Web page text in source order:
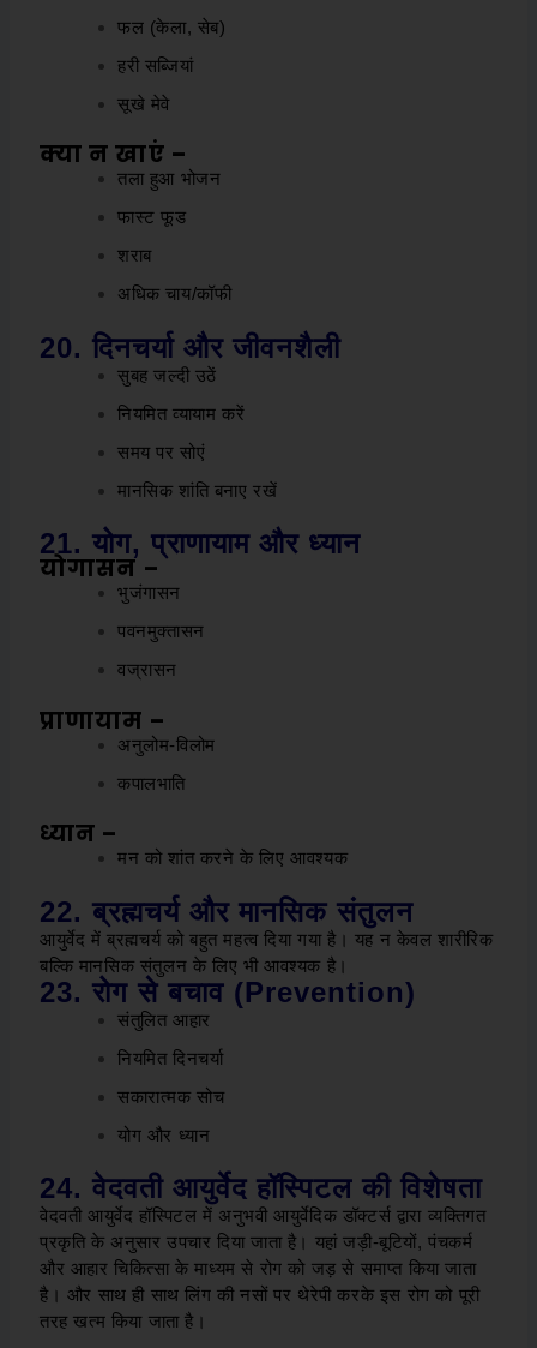
फल (केला, सेब)
हरी सब्जियां
सूखे मेवे
क्या न खाएं –
तला हुआ भोजन
फास्ट फूड
शराब
अधिक चाय/कॉफी
20. दिनचर्या और जीवनशैली
सुबह जल्दी उठें
नियमित व्यायाम करें
समय पर सोएं
मानसिक शांति बनाए रखें
21. योग, प्राणायाम और ध्यान
योगासन –
भुजंगासन
पवनमुक्तासन
वज्रासन
प्राणायाम –
अनुलोम-विलोम
कपालभाति
ध्यान –
मन को शांत करने के लिए आवश्यक
22. ब्रह्मचर्य और मानसिक संतुलन
आयुर्वेद में ब्रह्मचर्य को बहुत महत्व दिया गया है। यह न केवल शारीरिक
बल्कि मानसिक संतुलन के लिए भी आवश्यक है।
23. रोग से बचाव (Prevention)
संतुलित आहार
नियमित दिनचर्या
सकारात्मक सोच
योग और ध्यान
24. वेदवती आयुर्वेद हॉस्पिटल की विशेषता
वेदवती आयुर्वेद हॉस्पिटल में अनुभवी आयुर्वेदिक डॉक्टर्स द्वारा व्यक्तिगत
प्रकृति के अनुसार उपचार दिया जाता है। यहां जड़ी-बूटियों, पंचकर्म
और आहार चिकित्सा के माध्यम से रोग को जड़ से समाप्त किया जाता
है। और साथ ही साथ लिंग की नसों पर थेरेपी करके इस रोग को पूरी
तरह खत्म किया जाता है।